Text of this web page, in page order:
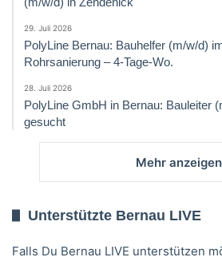
29. Juli 2026
PolyLine Bernau: Bauhelfer (m/w/d)
Rohrsanierung – 4-Tage-Wo.
28. Juli 2026
PolyLine GmbH in Bernau: Bauleiter
gesucht
Mehr anzeigen
Unterstützte Bernau LIVE
Falls Du Bernau LIVE unterstützen